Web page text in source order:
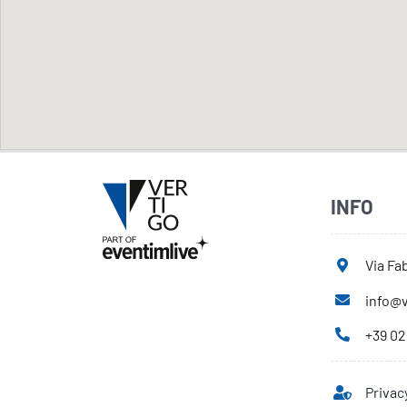
INFO
Via
+39